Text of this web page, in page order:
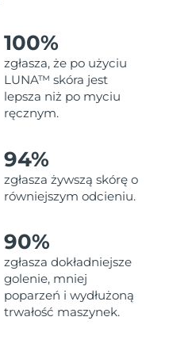
100%
zgłasza, że po użyciu
LUNA™ skóra jest
lepsza niż po myciu
ręcznym.
94%
zgłasza żywszą skórę o
równiejszym odcieniu.
90%
zgłasza dokładniejsze
golenie, mniej
poparzeń i wydłużoną
trwałość maszynek.
Oczekiwany czas dostawy
10/8/26
Oczekiwany czas dostawy
Oczekiwany czas dostawy
Oczekiwany czas dostawy
Oczekiwany czas dostawy
10/8/26
Oczekiwany czas dostawy
14/8/26